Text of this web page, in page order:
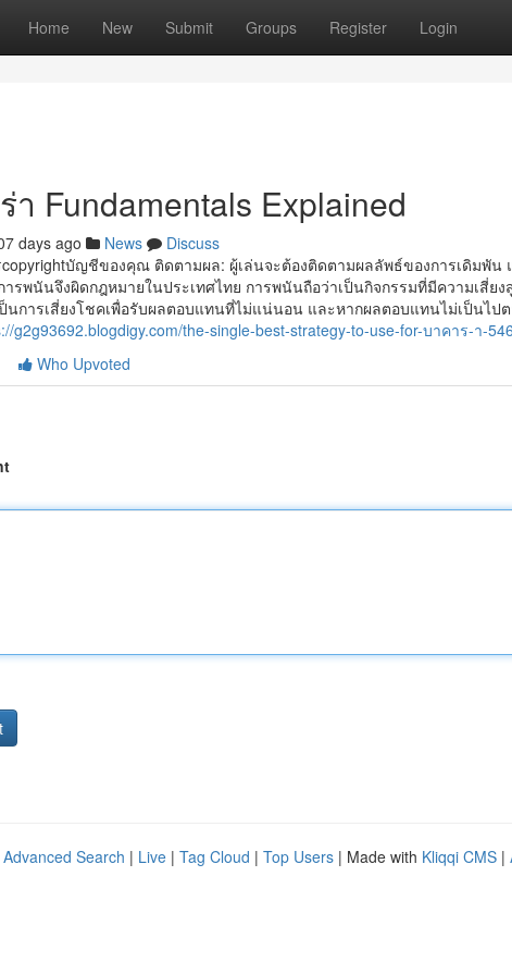
Home New Submit Groups Register Login
า Fundamentals Explained
days ago News
Discuss
บัญชีของคุณ ติดตามผล: ผู้เล่นจะต้องติดตามผลลัพธ์ของการเดิมพัน
ารพนันจึงผิดกฎหมายในประเทศไทย การพนันถือว่าเป็นกิจกรรมที่มีความเสี่ย
ป็นการเสี่ยงโชคเพื่อรับผลตอบแทนที่ไม่แน่นอน และหากผลตอบแทนไม่เป็นไป
g2g93692.blogdigy.com/the-single-best-strategy-to-use-for-บาคาร-า-
Who Upvoted
Advanced Search | Live | Tag Cloud | Top Users | Made with Kliqqi CMS |